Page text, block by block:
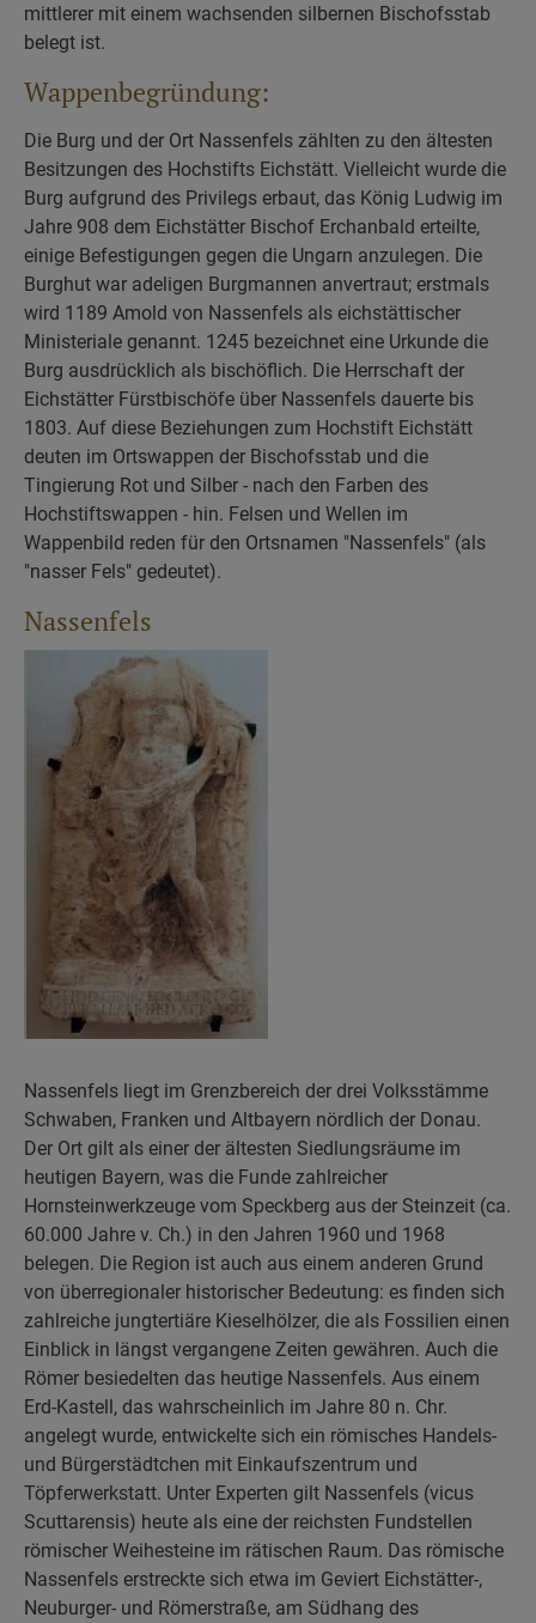
mittlerer mit einem wachsenden silbernen Bischofsstab
belegt ist.
Wappenbegründung:
Die Burg und der Ort Nassenfels zählten zu den ältesten
Besitzungen des Hochstifts Eichstätt. Vielleicht wurde die
Burg aufgrund des Privilegs erbaut, das König Ludwig im
Jahre 908 dem Eichstätter Bischof Erchanbald erteilte,
einige Befestigungen gegen die Ungarn anzulegen. Die
Burghut war adeligen Burgmannen anvertraut; erstmals
wird 1189 Amold von Nassenfels als eichstättischer
Ministeriale genannt. 1245 bezeichnet eine Urkunde die
Burg ausdrücklich als bischöflich. Die Herrschaft der
Eichstätter Fürstbischöfe über Nassenfels dauerte bis
1803. Auf diese Beziehungen zum Hochstift Eichstätt
deuten im Ortswappen der Bischofsstab und die
Tingierung Rot und Silber - nach den Farben des
Hochstiftswappen - hin. Felsen und Wellen im
Wappenbild reden für den Ortsnamen "Nassenfels" (als
"nasser Fels" gedeutet).
Nassenfels
Nassenfels liegt im Grenzbereich der drei Volksstämme
Schwaben, Franken und Altbayern nördlich der Donau.
Der Ort gilt als einer der ältesten Siedlungsräume im
heutigen Bayern, was die Funde zahlreicher
Hornsteinwerkzeuge vom Speckberg aus der Steinzeit (ca.
60.000 Jahre v. Ch.) in den Jahren 1960 und 1968
belegen. Die Region ist auch aus einem anderen Grund
von überregionaler historischer Bedeutung: es finden sich
zahlreiche jungtertiäre Kieselhölzer, die als Fossilien einen
Einblick in längst vergangene Zeiten gewähren. Auch die
Römer besiedelten das heutige Nassenfels. Aus einem
Erd-Kastell, das wahrscheinlich im Jahre 80 n. Chr.
angelegt wurde, entwickelte sich ein römisches Handels-
und Bürgerstädtchen mit Einkaufszentrum und
Töpferwerkstatt. Unter Experten gilt Nassenfels (vicus
Scuttarensis) heute als eine der reichsten Fundstellen
römischer Weihesteine im rätischen Raum. Das römische
Nassenfels erstreckte sich etwa im Geviert Eichstätter-,
Neuburger- und Römerstraße, am Südhang des